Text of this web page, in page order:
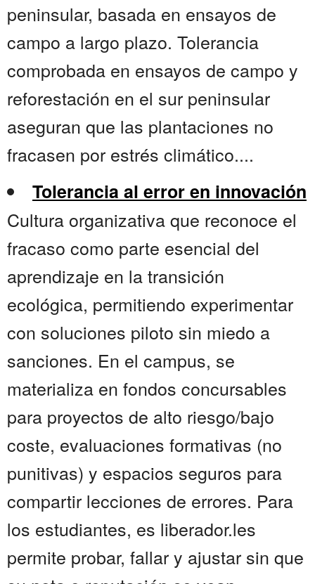
peninsular, basada en ensayos de
campo a largo plazo. Tolerancia
comprobada en ensayos de campo y
reforestación en el sur peninsular
aseguran que las plantaciones no
fracasen por estrés climático....
Tolerancia al error en innovación
Cultura organizativa que reconoce el
fracaso como parte esencial del
aprendizaje en la transición
ecológica, permitiendo experimentar
con soluciones piloto sin miedo a
sanciones. En el campus, se
materializa en fondos concursables
para proyectos de alto riesgo/bajo
coste, evaluaciones formativas (no
punitivas) y espacios seguros para
compartir lecciones de errores. Para
los estudiantes, es liberador.les
permite probar, fallar y ajustar sin que